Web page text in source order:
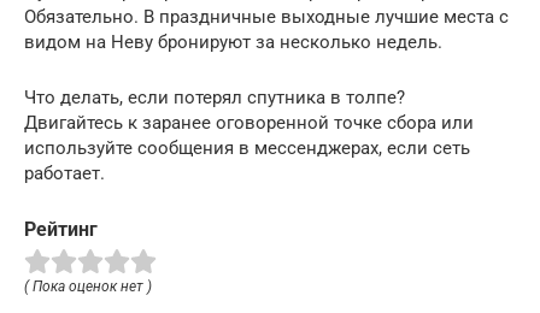
Обязательно. В праздничные выходные лучшие места с
видом на Неву бронируют за несколько недель.
Что делать, если потерял спутника в толпе?
Двигайтесь к заранее оговоренной точке сбора или
используйте сообщения в мессенджерах, если сеть
работает.
Рейтинг
( Пока оценок нет )